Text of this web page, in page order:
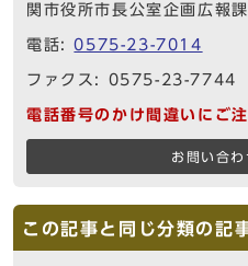
関市役所市長公室企画広報
電話:0575-23-7014
ファクス: 0575-23-7744
電話番号のかけ間違いにご
お問い合わ
この記事と同じ分類の記